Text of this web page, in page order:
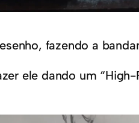
fazendo a
ele dando um